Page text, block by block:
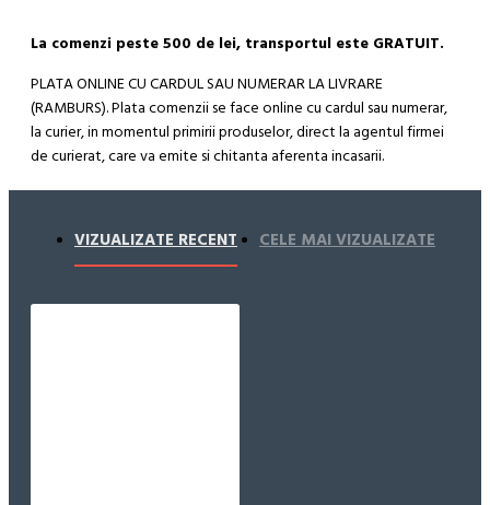
La comenzi peste 500 de lei, transportul este GRATUIT.
PLATA ONLINE CU CARDUL SAU NUMERAR LA LIVRARE
(RAMBURS). Plata comenzii se face online cu cardul sau numerar,
la curier, in momentul primirii produselor, direct la agentul firmei
de curierat, care va emite si chitanta aferenta incasarii.
Cum se face livrarea produselor:
Livrarea comenzii la adresa indicata de dvs. si este asigurata de
compania de curierat, care va livreaza comanda în decursul a 24-
plasata pana in ora 12:00 de luni pana vineri. In cazul in care
VIZUALIZATE RECENT CELE MAI VIZUALIZATE